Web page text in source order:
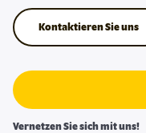
Kontaktieren Sie uns
Vernetzen Sie sich mit uns!